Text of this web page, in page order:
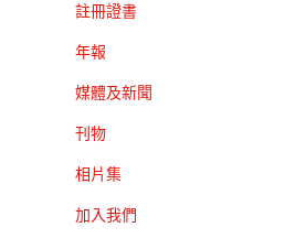
註冊證書
年報
媒體及新聞
刊物
相片集
加入我們